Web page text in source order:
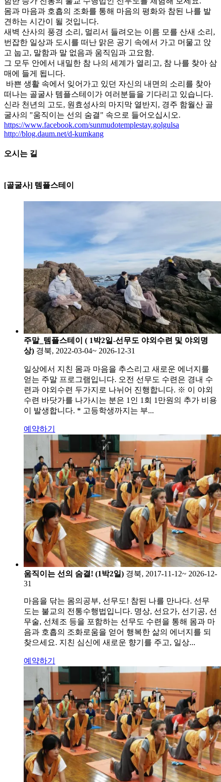
몸과 마음과 호흡의 조화를 통해 마음의 평화와 참된 나를 발
견하는 시간이 될 것입니다.
새벽 산사의 풍경 소리, 멀리서 들려오는 이름 모를 산새 소리,
번잡한 일상과 도시를 떠난 맑은 공기 속에서 가고 머물고 앉
고 눕고, 말함과 말 없음과 움직임과 고요함.
그 모두 안에서 내밀한 참 나의 세계가 열리고, 참 나를 찾아 삼
매에 들게 됩니다.
바쁜 생활 속에서 잊어가고 있던 자신의 내면의 소리를 찾아
떠나는 골굴사 템플스테이가 여러분들을 기다리고 있습니다.
신라 천년의 고도, 원효성사의 마지막 열반지, 경주 함월산 골
굴사의 "움직이는 선의 숨결" 속으로 들어오십시오.
https://www.facebook.com/sunmudotemplestay.golgulsa
http://blog.daum.net/d-kumkang
오시는 길
[골굴사]
로 101-5
전화:054-775-1689 / 054-744-1689
[골굴사] 템플스테이
주말_템플스테이 ( 1박2일-선무도 야외수련 및 야외명
상) 경북, 2022-03-04~ 2026-12-31
일상에서 지친 몸과 마음을 추스리고 새로운 에너지를
얻는 주말 프로그램입니다. 오전 선무도 수련은 경내 수
련과 야외수련 두가지로 나뉘어 진행합니다. ※ 이 야외
수련 바닷가를 나가시는 분은 1인 1회 1만원의 추가 비용
이 발생합니다. * 고등학생까지는 부...
예약하기
움직이는 선의 숨결! (1박2일) 경북, 2017-11-12~ 2026-12-
31
마음을 닦는 몸의공부, 선무도! 참된 나를 만나다. 선무
도는 불교의 전통수행법입니다. 명상, 선요가, 선기공, 선
무술, 선체조 등을 포함하는 선무도 수련을 통해 몸과 마
음과 호흡의 조화로움을 얻어 행복한 삶의 에너지를 되
찾으세요. 지친 심신에 새로운 향기를 주고, 일상...
예약하기